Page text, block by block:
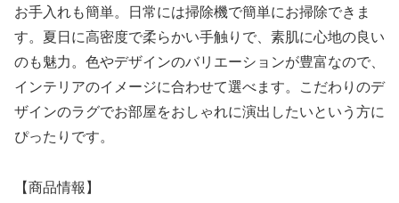
お手入れも簡単。日常には掃除機で簡単にお掃除できま
す。夏日に高密度で柔らかい手触りで、素肌に心地の良い
のも魅力。色やデザインのバリエーションが豊富なので、
インテリアのイメージに合わせて選べます。こだわりのデ
ザインのラグでお部屋をおしゃれに演出したいという方に
ぴったりです。
【商品情報】